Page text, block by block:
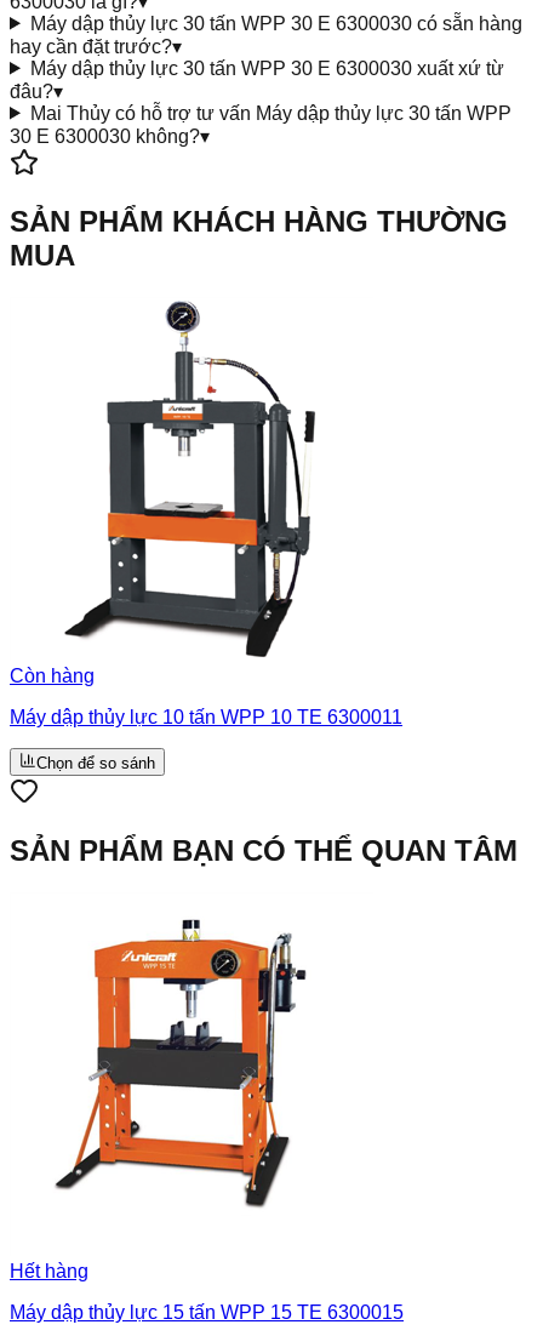
Máy dập thủy lực 30 tấn WPP 30 E 6300030 có sẵn hàng
hay cần đặt trước?▾
Máy dập thủy lực 30 tấn WPP 30 E 6300030 xuất xứ từ
đâu?▾
Mai Thủy có hỗ trợ tư vấn Máy dập thủy lực 30 tấn WPP
30 E 6300030 không?▾
SẢN PHẨM KHÁCH HÀNG THƯỜNG
MUA
Còn hàng
Máy dập thủy lực 10 tấn WPP 10 TE 6300011
Chọn để so sánh
SẢN PHẨM BẠN CÓ THỂ QUAN TÂM
Hết hàng
Máy dập thủy lực 15 tấn WPP 15 TE 6300015